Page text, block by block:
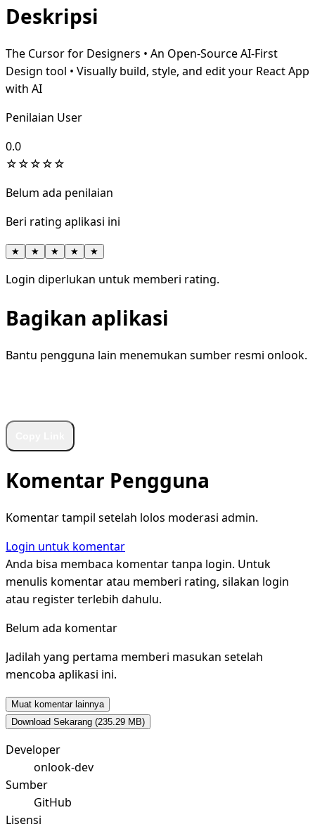
Deskripsi
The Cursor for Designers • An Open-Source AI-First
Design tool • Visually build, style, and edit your React App
with AI
Penilaian User
0.0
☆☆☆☆☆
Belum ada penilaian
Beri rating aplikasi ini
★ ★ ★ ★ ★
Login diperlukan untuk memberi rating.
Bagikan aplikasi
Bantu pengguna lain menemukan sumber resmi onlook.
Komentar Pengguna
Komentar tampil setelah lolos moderasi admin.
Login untuk komentar
Anda bisa membaca komentar tanpa login. Untuk
menulis komentar atau memberi rating, silakan login
atau register terlebih dahulu.
Belum ada komentar
Jadilah yang pertama memberi masukan setelah
mencoba aplikasi ini.
Muat komentar lainnya
Download Sekarang (235.29 MB)
Developer
onlook-dev
Sumber
GitHub
Lisensi